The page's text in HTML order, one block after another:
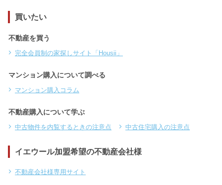
買いたい
不動産を買う
完全会員制の家探しサイト「Housii」
マンション購入について調べる
マンション購入コラム
不動産購入について学ぶ
中古物件を内覧するときの注意点 中古住宅購入の注意点
イエウール加盟希望の不動産会社様
不動産会社様専用サイト